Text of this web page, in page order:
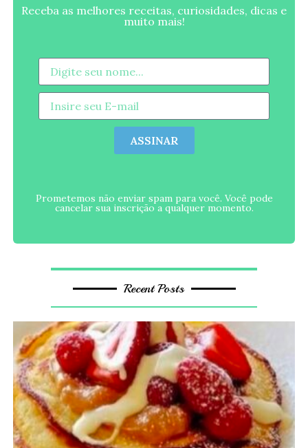
Receba as melhores receitas, curiosidades, dicas e
muito mais!
ASSINAR
Prometemos não enviar spam para você. Você pode
cancelar sua inscrição a qualquer momento.
Recent Posts